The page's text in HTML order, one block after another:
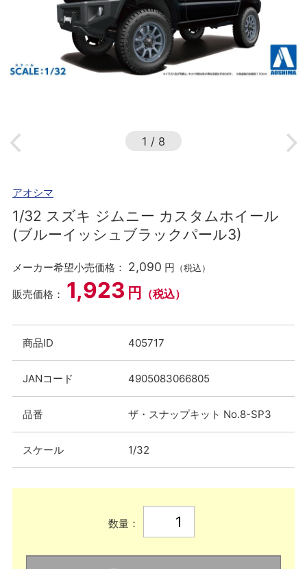
1 / 8
アオシマ
1/32 スズキ ジムニー カスタムホイール
(ブルーイッシュブラックパール3)
メーカー希望小売価格： 2,090 円 （税込）
販売価格： 1,923 円 （税込）
商品ID 405717
JANコード 4905083066805
品番 ザ・スナップキット No.8-SP3
スケール 1/32
数量：